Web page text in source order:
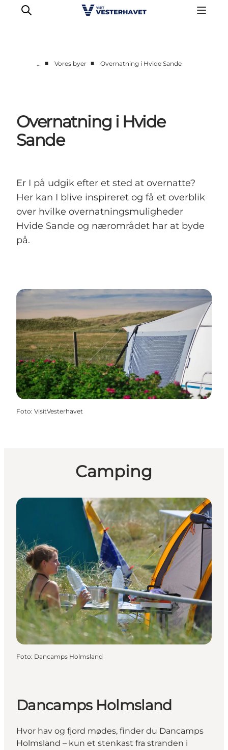
Vores Byer
Mad & Overnatning
Køb billet
… ■ Vores byer ■ Overnatning i Hvide Sande
Overnatning i Hvide
Sande
Er I på udgik efter et sted at overnatte?
Her kan I blive inspireret og få et overblik
over hvilke overnatningsmuligheder
Hvide Sande og nærområdet har at byde
på.
Foto: VisitVesterhavet
Camping
Foto: Dancamps Holmsland
Dancamps Holmsland
Hvor hav og fjord mødes, finder du Dancamps
Holmsland – kun et stenkast fra stranden i